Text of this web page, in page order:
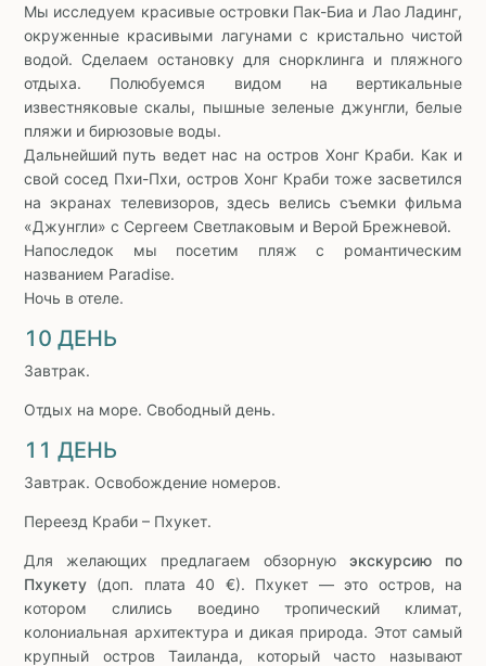
Мы исследуем красивые островки Пак-Биа и Лао Ладинг,
окруженные красивыми лагунами с кристально чистой
водой. Сделаем остановку для снорклинга и пляжного
отдыха. Полюбуемся видом на вертикальные
известняковые скалы, пышные зеленые джунгли, белые
пляжи и бирюзовые воды.
Дальнейший путь ведет нас на остров Хонг Краби. Как и
свой сосед Пхи-Пхи, остров Хонг Краби тоже засветился
на экранах телевизоров, здесь велись съемки фильма
«Джунгли» с Сергеем Светлаковым и Верой Брежневой.
Напоследок мы посетим пляж с романтическим
названием Paradise.
Ночь в отеле.
10 ДЕНЬ
Завтрак.
Отдых на море. Свободный день.
11 ДЕНЬ
Завтрак. Освобождение номеров.
Переезд Краби – Пхукет.
Для желающих предлагаем обзорную экскурсию по
Пхукету (доп. плата 40 €). Пхукет — это остров, на
котором слились воедино тропический климат,
колониальная архитектура и дикая природа. Этот самый
крупный остров Таиланда, который часто называют